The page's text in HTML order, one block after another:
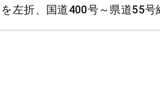
左折、国道400号～県道55号